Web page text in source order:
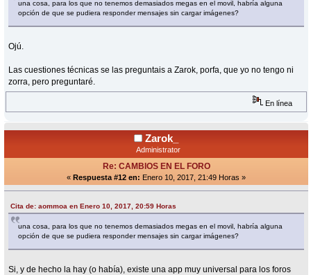
una cosa, para los que no tenemos demasiados megas en el movil, habría alguna
opción de que se pudiera responder mensajes sin cargar imágenes?
Ojú.
Las cuestiones técnicas se las preguntais a Zarok, porfa, que yo no tengo ni
zorra, pero preguntaré.
En línea
Zarok_
Administrator
Re: CAMBIOS EN EL FORO
« Respuesta #12 en: Enero 10, 2017, 21:49 Horas »
Cita de: aommoa en Enero 10, 2017, 20:59 Horas
una cosa, para los que no tenemos demasiados megas en el movil, habría alguna
opción de que se pudiera responder mensajes sin cargar imágenes?
Si, y de hecho la hay (o había), existe una app muy universal para los foros